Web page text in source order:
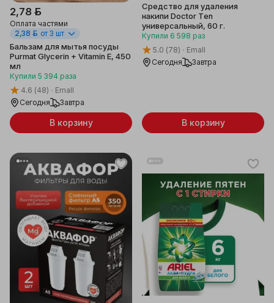
2,78 ƃ
Оплата частями
2,38 ƃ от 3 шт
Бальзам для мытья посуды
Purmat Glycerin + Vitamin E, 450
мл
Купили 5 394 раза
4.6 (48)
Emall
Сегодня
Завтра
В корзину
Средство для удаления
накипи Doctor Ten
универсальный, 60 г.
Купили 6 598 раз
5.0 (78)
Emall
Сегодня
Завтра
В корзину